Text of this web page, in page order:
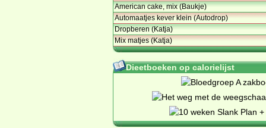
American cake, mix (Baukje)
Automaatjes kever klein (Autodrop)
Dropberen (Katja)
Mix matjes (Katja)
Dieetboeken op calorielijst